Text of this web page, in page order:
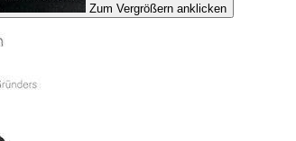
Zum Vergrößern anklicken